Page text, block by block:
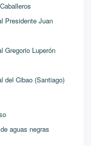
Presidente Juan
Gregorio Luperón
del Cibao (Santiago)
aguas negras